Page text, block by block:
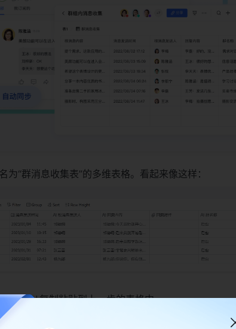
为“群消息收集表”的多维表格。看起来像这样：
次数统计复制粘贴到上一步的表格中。